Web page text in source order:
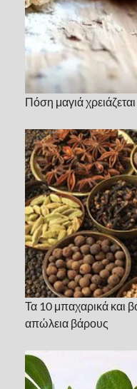
Πόση μαγιά
Τα 10 μπαχαρικά και
απώλεια βάρους